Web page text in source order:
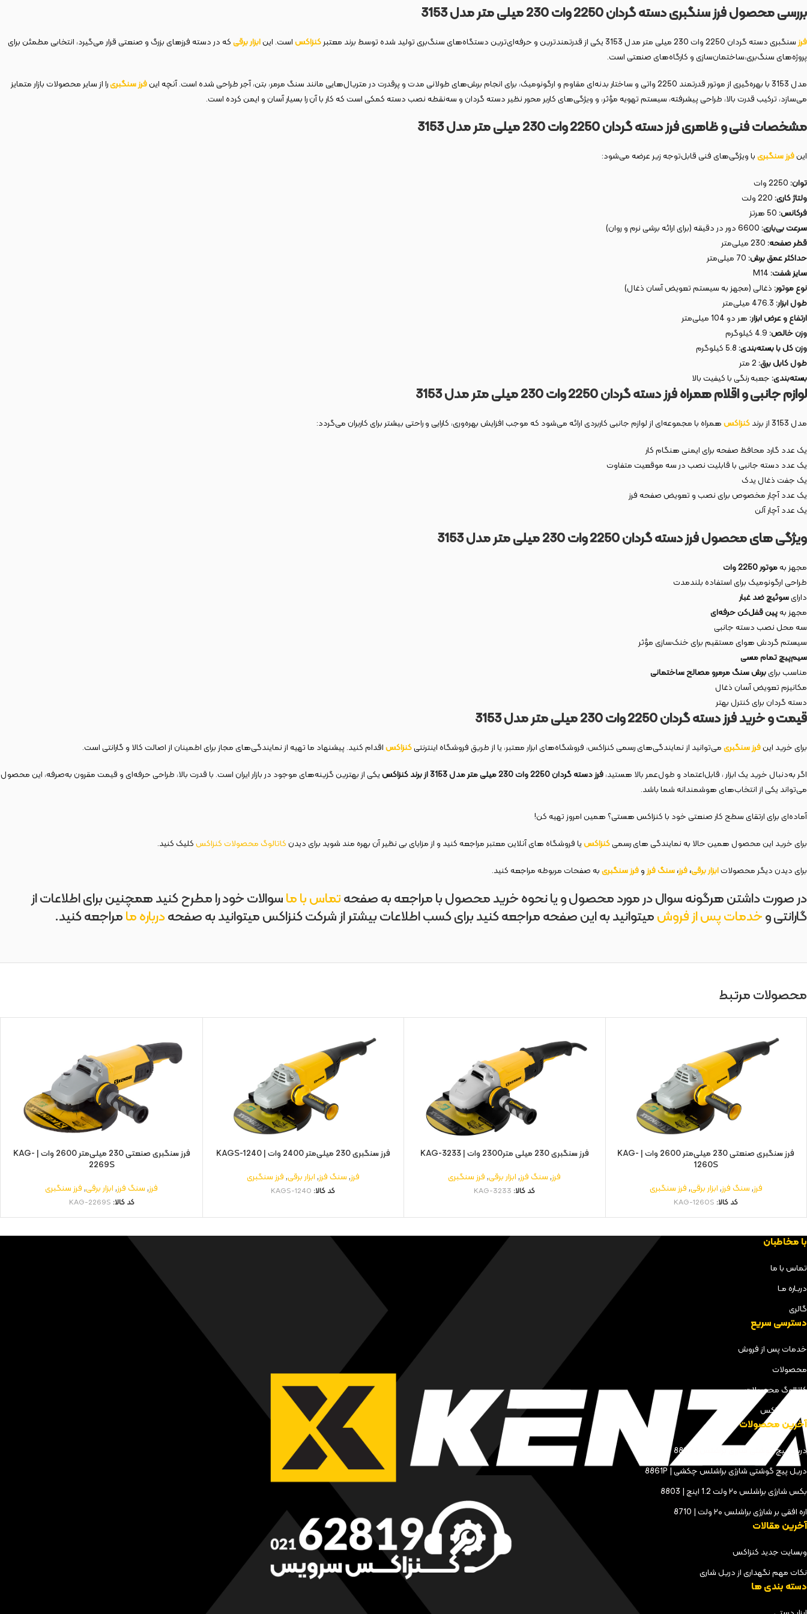
بررسی محصول فرز سنگبری دسته گردان 2250 وات 230 میلی متر مدل 3153
فرزسنگبری دسته گردان 2250 وات 230 میلی متر مدل 3153 یکی از قدرتمندترین و حرفه‌ای‌ترین دستگاه‌های سنگ‌بری تولید شده توسط برند معتبر کنزاکساست. اینابزار برقیکه در دسته فرزهای بزرگ و صنعتی قرار می‌گیرد، انتخابی مطمئن برای
پروژه‌های سنگ‌بری،ساختمان‌سازی و کارگاه‌های صنعتی است.
مدل 3153 با بهره‌گیری از موتور قدرتمند 2250 واتی و ساختار بدنه‌ای مقاوم و ارگونومیک، برای انجام برش‌های طولانی مدت و پرقدرت در متریال‌هایی مانند سنگ مرمر، بتن، آجر طراحی شده است. آنچه این فرز سنگبریرا از سایر محصولات بازار متمایز
می‌سازد، ترکیب قدرت بالا، طراحی پیشرفته، سیستم تهویه مؤثر، و ویژگی‌های کاربر محور نظیر دسته گردان و سه‌نقطه نصب دسته کمکی است که کار با آن را بسیار آسان و ایمن کرده است.
مشخصات فنی و ظاهری فرز دسته گردان 2250 وات 230 میلی متر مدل 3153
اینفرز سنگبریبا ویژگی‌های فنی قابل‌توجه زیر عرضه می‌شود:
توان:
ولتاژ کاری:
فرکانس:
سرعت بی‌باری:
قطر صفحه:
حداکثر عمق برش:
سایز شفت:
نوع موتور:ذغالی (مجهز به سیستم تعویض آسان ذغال)
طول ابزار:
ارتفاع و عرض ابزار:هر دو 104 میلی‌متر
وزن خالص:
وزن کل با بسته‌بندی:
طول کابل برق:
بسته‌بندی:جعبه رنگی با کیفیت بالا
لوازم جانبی و اقلام همراه فرز دسته گردان 2250 وات 230 میلی متر مدل 3153
مدل 3153 از برند کنزاکسهمراه با مجموعه‌ای از لوازم جانبی کاربردی ارائه می‌شود که موجب افزایش بهره‌وری، کارایی و راحتی بیشتر برای کاربران می‌گردد:
یک عدد گارد محافظ صفحه برای ایمنی هنگام کار
یک عدد دسته جانبی با قابلیت نصب در سه موقعیت متفاوت
یک جفت ذغال یدک
یک عدد آچار مخصوص برای نصب و تعویض صفحه فرز
یک عدد آچار آلن
ویژگی های محصول فرز دسته گردان 2250 وات 230 میلی متر مدل 3153
مجهز بهموتور 2250 وات
طراحی ارگونومیک برای استفاده بلندمدت
دارایسوئیچ ضد غبار
مجهز بهپین قفل‌کن حرفه‌ای
سه محل نصب دسته جانبی
سیستم گردش هوای مستقیم برای خنک‌سازی مؤثر
سیم‌پیچ تمام مسی
مناسب برایبرش سنگ مرمرو مصالح ساختمانی
مکانیزم تعویض آسان ذغال
دسته گردان برای کنترل بهتر
قیمت و خرید فرز دسته گردان 2250 وات 230 میلی متر مدل 3153
برای خرید اینفرز سنگبریمی‌توانید از نمایندگی‌های رسمی کنزاکس، فروشگاه‌های ابزار معتبر، یا از طریق فروشگاه اینترنتیکنزاکساقدام کنید. پیشنهاد ما تهیه از نمایندگی‌های مجاز برای اطمینان از اصالت کالا و گارانتی است.
اگر به‌دنبال خرید یک ابزار ، قابل‌اعتماد و طول‌عمر بالا هستید،فرز دسته گردان 2250 وات 230 میلی متر مدل 3153 از برند کنزاکس
یکی از بهترین گزینه‌های موجود در بازار ایران است. با قدرت بالا، طراحی حرفه‌ای و قیمت مقرون به‌صرفه، این محصول
می‌تواند یکی از انتخاب‌های هوشمندانه شما باشد.
آماده‌ای برای ارتقای سطح کار صنعتی خود با کنزاکس هستی؟ همین امروز تهیه کن!
برای خرید این محصول همین حالا به نمایندگی های رسمیکنزاکسیا فروشگاه های آنلاین معتبر مراجعه کنید و از مزایای بی نظیر آن بهره مند شوید برای دیدنکاتالوگ محصولات کنزاکسکلیک کنید.
برای دیدن دیگر محصولاتابزار برقی،فرز،سنگ فرزوفرز سنگبریبه صفحات مربوطه مراجعه کنید.
در صورت داشتن هرگونه سوال در مورد محصول و یا نحوه خرید محصول با مراجعه به صفحهتماس با ماسوالات خود را مطرح کنید همچنین برای اطلاعات از
گارانتی وخدمات پس از فروشمیتوانید به این صفحه مراجعه کنید برای کسب اطلاعات بیشتر از شرکت کنزاکس میتوانید به صفحهدرباره مامراجعه کنید.
محصولات مرتبط
فرز سنگبری صنعتی 230 میلی‌متر 2600 وات | KAG-
1260S
فرز,سنگ فرز,ابزار برقی,فرز سنگبری
کد کالا: KAG-1260S
فرز سنگبری 230 میلی‌ متر2300 وات | KAG-3233
فرز,سنگ فرز,ابزار برقی,فرز سنگبری
کد کالا: KAG-3233
فرز سنگبری 230 میلی‌متر 2400 وات | KAGS-1240
فرز,سنگ فرز,ابزار برقی,فرز سنگبری
کد کالا: KAGS-1240
فرز سنگبری صنعتی 230 میلی‌متر 2600 وات | KAG-
2269S
فرز,سنگ فرز,ابزار برقی,فرز سنگبری
کد کالا: KAG-2269S
با مخاطبان
تماس با ما
دربـاره مـا
گالری
دسترسی سریع
خدمات پس از فروش
محصولات
کاتالوگ محصولات
مجله کنزاکس
آخرین محصولات
دریل پیچ گوشتی شارژی براشلس | 8898
دریل پیچ گوشتی شارژی براشلس چکشی | 8861P
بکس شارژی براشلس ۲۰ ولت 1.2 اینچ | 8803
اره افقی بر شارژی براشلس ۲۰ ولت | 8710
آخرین مقالات
وبسایت جدید کنزاکس
نکات مهم نگهداری از دریل شاری
دسته بندی ها